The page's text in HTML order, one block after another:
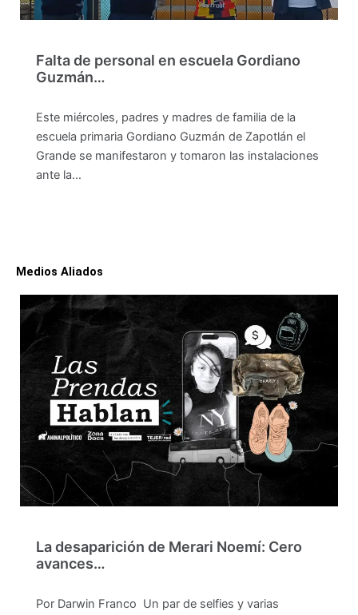
Falta de personal en escuela Gordiano
Guzmán…
Este miércoles, padres y madres de familia de la
escuela primaria Gordiano Guzmán de Zapotlán el
Grande se manifestaron y tomaron las instalaciones
ante la…
Medios Aliados
La desaparición de Merari Noemí: Cero
avances…
Por Darwin Franco Un par de selfies y varias